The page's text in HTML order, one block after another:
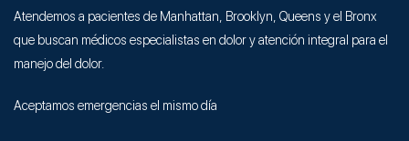
Atendemos a pacientes de Manhattan, Brooklyn, Queens y el Bronx
que buscan médicos especialistas en dolor y atención integral para el
manejo del dolor.
Aceptamos emergencias el mismo día